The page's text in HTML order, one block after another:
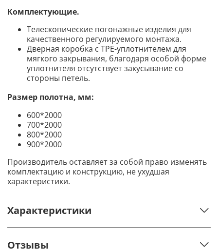
Комплектующие.
Телескопические погонажные изделия для
качественного регулируемого монтажа.
Дверная коробка с TPE-уплотнителем для
мягкого закрывания, благодаря особой форме
уплотнителя отсутствует закусывание со
стороны петель.
Размер полотна, мм:
600*2000
700*2000
800*2000
900*2000
Производитель оставляет за собой право изменять
комплектацию и конструкцию, не ухудшая
характеристики.
Характеристики
Отзывы